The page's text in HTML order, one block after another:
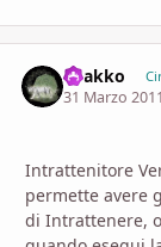
Byakko
31 Marzo 2011
Intrattenitore
permette avere
di Intrattenere,